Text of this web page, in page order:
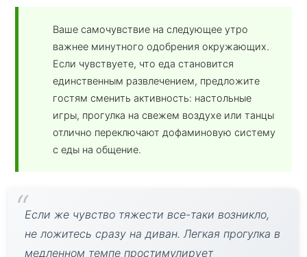
Ваше самочувствие на следующее утро
важнее минутного одобрения окружающих.
Если чувствуете, что еда становится
единственным развлечением, предложите
гостям сменить активность: настольные
игры, прогулка на свежем воздухе или танцы
отлично переключают дофаминовую систему
с еды на общение.
Если же чувство тяжести все-таки возникло,
не ложитесь сразу на диван. Легкая прогулка в
медленном темпе простимулирует